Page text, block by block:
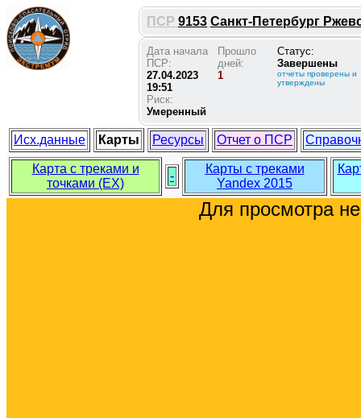
ПСР 9153 Санкт-Петербург
Дата начала
ПСР:
27.04.2023
19:51
Риск:
Умеренный
Прошло
дней:
1
Статус:
Завершены
отчеты проверены и
утверждены
Исх.данные Карты Ресурсы Отчет о ПСР
Карта с треками и
точками (EX)
-
Карты с треками
Yandex 2015
Для просмотра